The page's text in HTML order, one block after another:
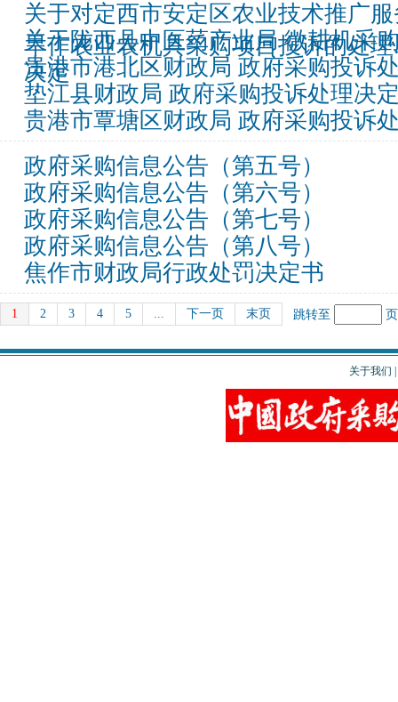
关于对定西市安定区农业技术推广
旱作农业农机具采购项目投诉的处理
关于陇西县中医药产业局 微耕机采
决定
贵港市港北区财政局 政府采购投诉
垫江县财政局 政府采购投诉处理决
贵港市覃塘区财政局 政府采购投诉
政府采购信息公告（第五号）
政府采购信息公告（第六号）
政府采购信息公告（第七号）
政府采购信息公告（第八号）
焦作市财政局行政处罚决定书
1 2 3 4 5 ... 下一页 末页 跳转至
关于我们